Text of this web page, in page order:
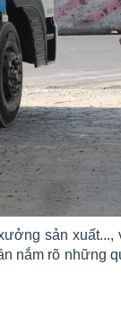
sản xuất...,
nắm rõ những